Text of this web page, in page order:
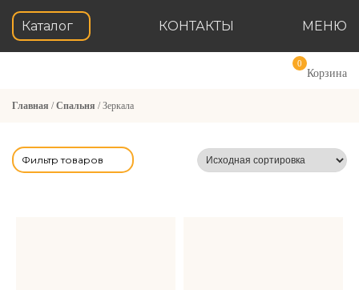
Каталог КОНТАКТЫ МЕНЮ
0
Корзина
Главная /Спальня / Зеркала
Фильтр товаров